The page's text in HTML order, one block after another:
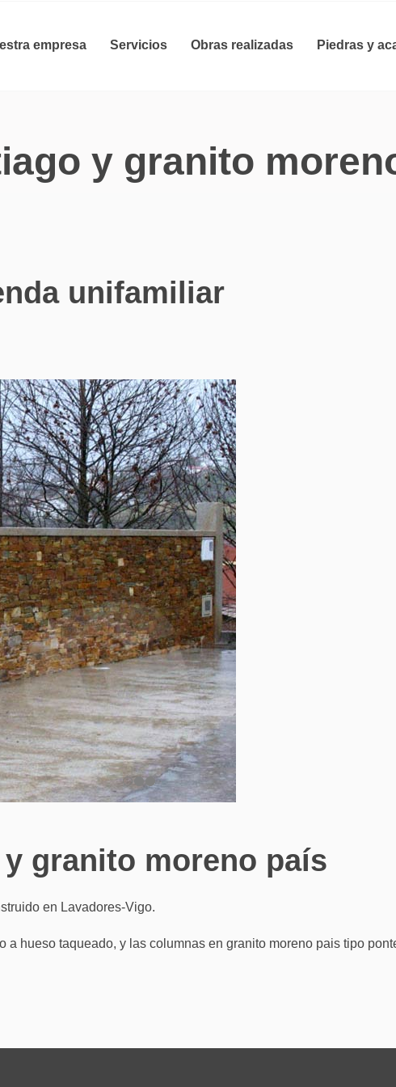
empresa Servicios Obras realizadas Piedras y
y granito
unifamiliar
granito moreno país
en Lavadores-Vigo.
a hueso taqueado, y las columnas en granito moreno pais tipo